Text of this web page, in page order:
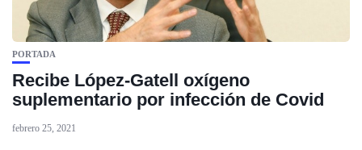
PORTADA
Recibe López-Gatell oxígeno
suplementario por infección de Covid
febrero 25, 2021